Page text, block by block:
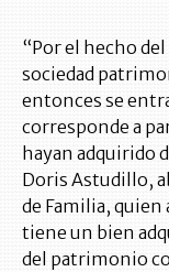
“Por el hecho
sociedad
entonces se
corresponde a
hayan adquirido
Doris Astudillo,
de Familia, quien
tiene un bien
del patrimonio